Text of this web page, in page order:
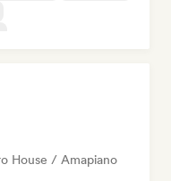
House / Amapiano